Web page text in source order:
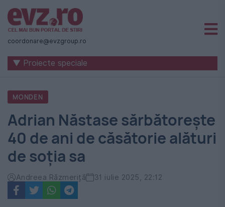
Știri
naționale
internaționale
România
-
Evenimentul
Zilei
coordonare@evzgroup.ro
▼ Proiecte speciale
MONDEN
Adrian Năstase sărbătorește
40 de ani de căsătorie alături
de soția sa
Andreea Răzmeriță 31 iulie 2025, 22:12